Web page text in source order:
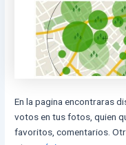
En la pagina encontraras
votos en tus fotos, quien
favoritos, comentarios.